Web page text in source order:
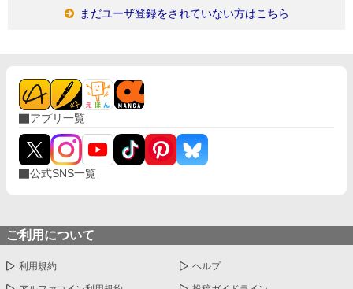
まだユーザ登録をされていない方はこちら
アプリ一覧
公式SNS一覧
ご利用について
利用規約 ヘルプ